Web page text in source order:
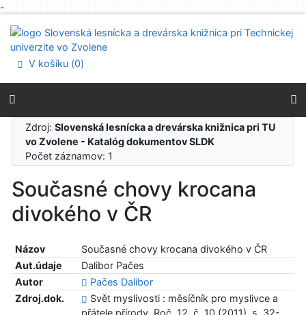
-
Prejsť na menu
Prehlásenie o webovej prístupnosti
V košíku (0)
Zdroj:Slovenská lesnícka a drevárska knižnica pri TU
vo Zvolene - Katalóg dokumentov SLDK
Počet záznamov: 1
Současné chovy krocana
divokého v ČR
Názov
Současné chovy krocana divokého v ČR
Aut.údaje
Dalibor Pačes
Autor
Pačes Dalibor
Zdroj.dok.
Svět myslivosti : měsíčník pro myslivce a